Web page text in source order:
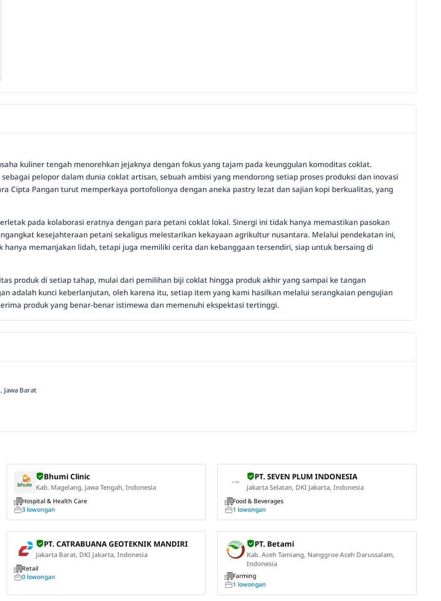
kuliner tengah menorehkan jejaknya dengan fokus yang tajam pada keunggulan komoditas coklat.
pelopor dalam dunia coklat artisan, sebuah ambisi yang mendorong setiap proses produksi dan inovasi
Cipta Pangan turut memperkaya portofolionya dengan aneka pastry lezat dan sajian kopi berkualitas, yang
pada kolaborasi eratnya dengan para petani coklat lokal. Sinergi ini tidak hanya memastikan pasokan
kesejahteraan petani sekaligus melestarikan kekayaan agrikultur nusantara. Melalui pendekatan ini,
memanjakan lidah, tetapi juga memiliki cerita dan kebanggaan tersendiri, siap untuk bersaing di
produk di setiap tahap, mulai dari pemilihan biji coklat hingga produk akhir yang sampai ke tangan
adalah kunci keberlanjutan, oleh karena itu, setiap item yang kami hasilkan melalui serangkaian pengujian
produk yang benar-benar istimewa dan memenuhi ekspektasi tertinggi.
Jawa Barat
Bhumi Clinic
Kab. Magelang, Jawa Tengah, Indonesia
Hospital & Health Care
3 lowongan
PT. SEVEN PLUM INDONESIA
Jakarta Selatan, DKI Jakarta, Indonesia
Food & Beverages
1 lowongan
PT. CATRABUANA GEOTEKNIK MANDIRI
Jakarta Barat, DKI Jakarta, Indonesia
Retail
0 lowongan
PT. Betami
Kab. Aceh Tamiang, Nanggroe Aceh Darussalam,
Indonesia
Farming
1 lowongan